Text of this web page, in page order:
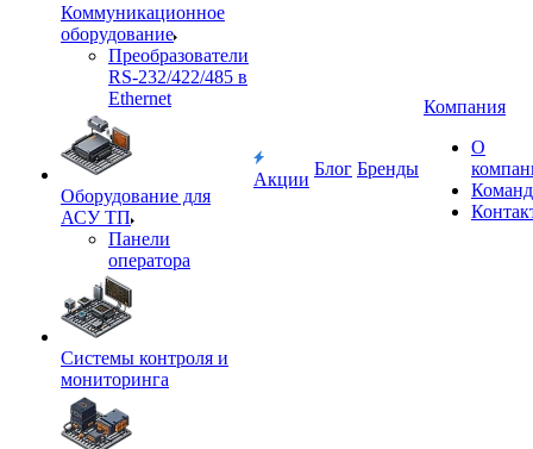
Коммуникационное
оборудование
Преобразователи
RS-232/422/485 в
Ethernet
Оборудование для
АСУ ТП
Панели
оператора
Системы контроля и
мониторинга
Акции
Блог Бренды
Компания
О